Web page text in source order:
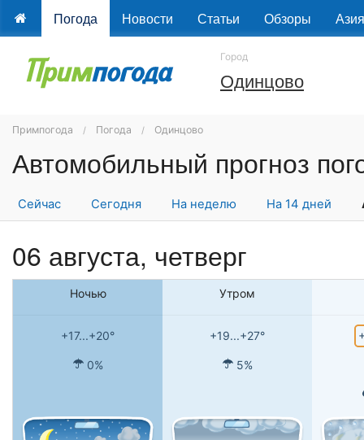
Погода Новости Статьи Обзоры Азия
Город
Одинцово
Примпогода Погода Одинцово
Сейчас Сегодня На неделю На 14 дней
06 августа, четверг
Ночью Утром
+17...+20° +19...+27°
0% 5%